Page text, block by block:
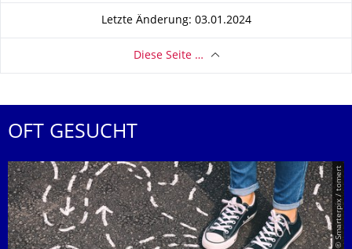
Letzte Änderung: 03.01.2024
Diese Seite …
OFT GESUCHT
© Smarterpix / tomert